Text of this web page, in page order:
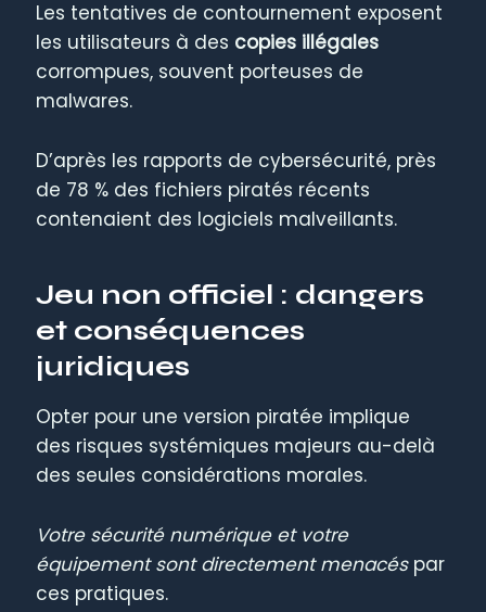
Les tentatives de contournement exposent
les utilisateurs à des copies illégales
corrompues, souvent porteuses de
malwares.
D’après les rapports de cybersécurité, près
de 78 % des fichiers piratés récents
contenaient des logiciels malveillants.
Jeu non officiel : dangers
et conséquences
juridiques
Opter pour une version piratée implique
des risques systémiques majeurs au-delà
des seules considérations morales.
Votre sécurité numérique et votre
équipement sont directement menacéspar
ces pratiques.